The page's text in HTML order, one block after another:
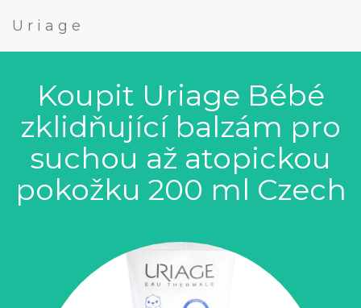
Uriage
Koupit Uriage Bébé
zklidňující balzám pro
suchou až atopickou
pokožku 200 ml Czech